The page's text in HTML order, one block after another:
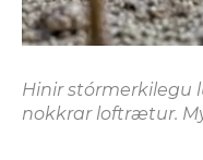
Hinir stórmerkilegu
nokkrar loftrætur.